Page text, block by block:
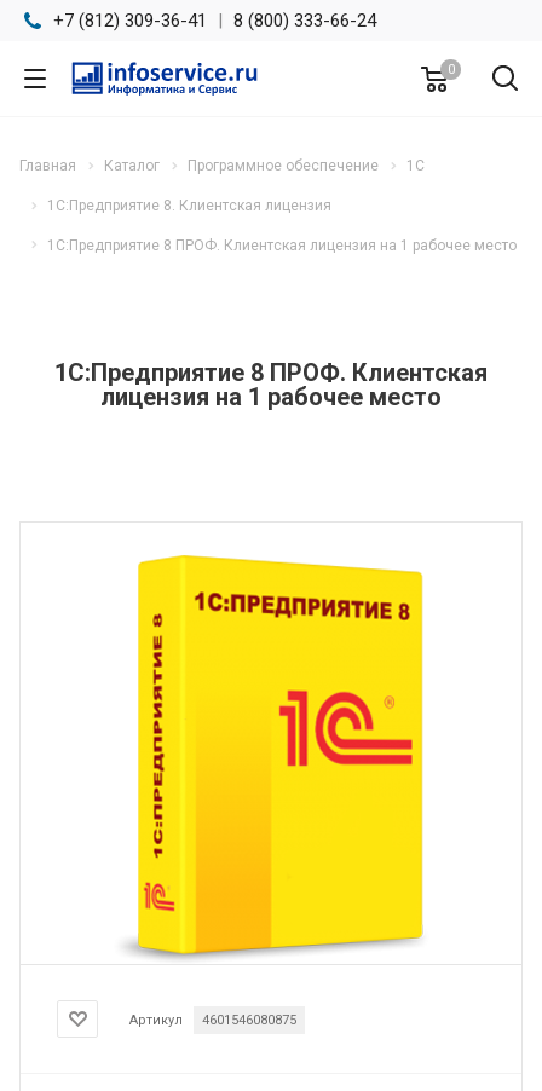
+7 (812) 309-36-41 | 8 (800) 333-66-24
0
Главная Каталог Программное обеспечение 1С
1С:Предприятие 8. Клиентская лицензия
1С:Предприятие 8 ПРОФ. Клиентская лицензия на 1 рабочее место
1С:Предприятие 8 ПРОФ. Клиентская
лицензия на 1 рабочее место
Артикул 4601546080875